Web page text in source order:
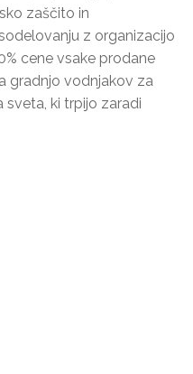
zaščito in
z organizacijo
cene vsake prodane
gradnjo vodnjakov za
ki trpijo zaradi